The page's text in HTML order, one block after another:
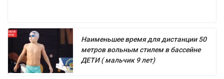
Наименьшее время для дистанции 50
метров вольным стилем в бассейне
ДЕТИ ( мальчик 9 лет)